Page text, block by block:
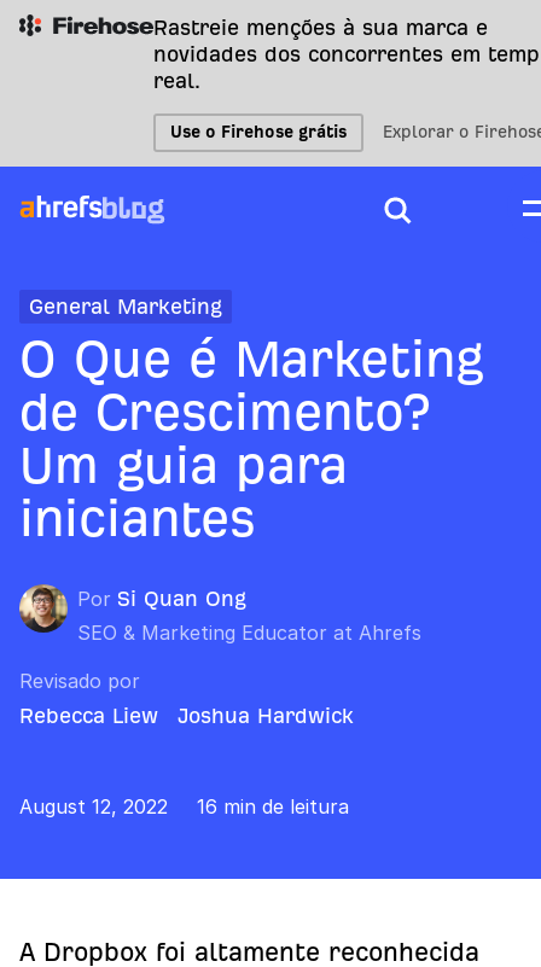
Rastreie menções à sua marca e
novidades dos concorrentes em
real.
Use o Firehose grátis Explorar o
General Marketing
O Que é Marketing
de Crescimento?
Um guia para
iniciantes
Por Si Quan Ong
SEO & Marketing Educator at Ahrefs
Revisado por
Rebecca Liew Joshua Hardwick
August 12, 2022 16 min de leitura
A Dropbox foi altamente reconhecida